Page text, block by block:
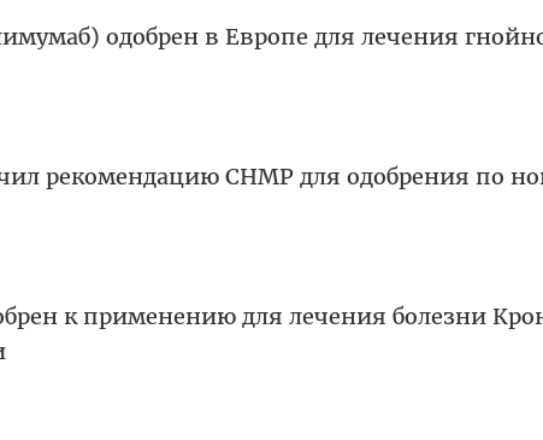
одобрен в Европе для лечения
рекомендацию СНМР для одобрения по
к применению для лечения болезни